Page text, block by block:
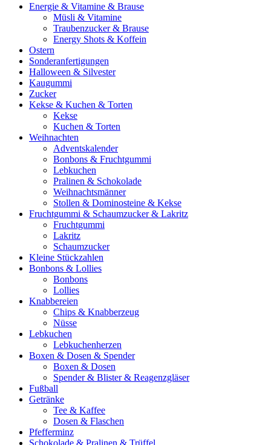
Energie & Vitamine & Brause
Müsli & Vitamine
Traubenzucker & Brause
Energy Shots & Koffein
Ostern
Sonderanfertigungen
Halloween & Silvester
Kaugummi
Zucker
Kekse & Kuchen & Torten
Kekse
Kuchen & Torten
Weihnachten
Adventskalender
Bonbons & Fruchtgummi
Lebkuchen
Pralinen & Schokolade
Weihnachtsmänner
Stollen & Dominosteine & Kekse
Fruchtgummi & Schaumzucker & Lakritz
Fruchtgummi
Lakritz
Schaumzucker
Kleine Stückzahlen
Bonbons & Lollies
Bonbons
Lollies
Knabbereien
Chips & Knabberzeug
Nüsse
Lebkuchen
Lebkuchenherzen
Boxen & Dosen & Spender
Boxen & Dosen
Spender & Blister & Reagenzgläser
Fußball
Getränke
Tee & Kaffee
Dosen & Flaschen
Pfefferminz
Schokolade & Pralinen & Trüffel